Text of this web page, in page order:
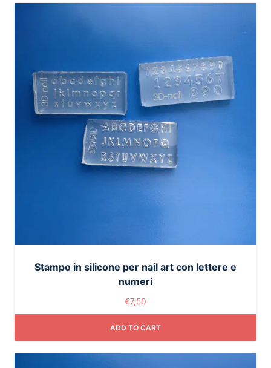
Stampo in silicone per nail art con lettere e
numeri
€7,50
ADD TO CART